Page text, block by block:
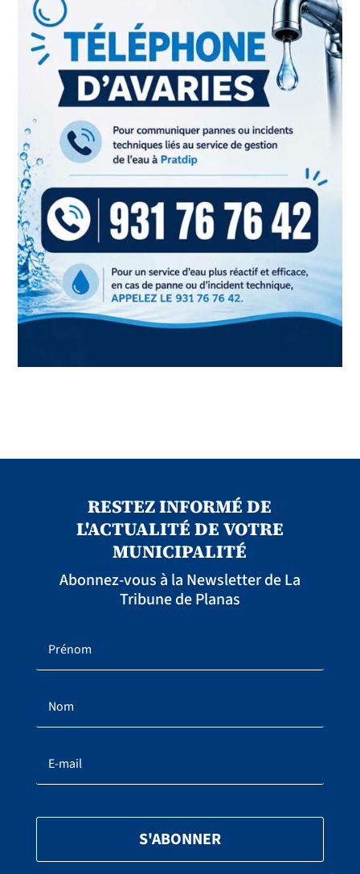
RESTEZ INFORMÉ DE
L'ACTUALITÉ DE VOTRE
MUNICIPALITÉ
Abonnez-vous à la Newsletter de La
Tribune de Planas
S'ABONNER